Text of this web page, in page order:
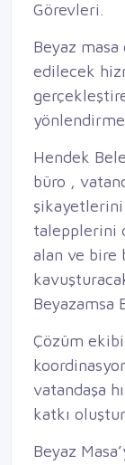
Görevleri.
Beyaz
edilecek
Hendek
büro ,
şikayetlerini
talepplerini
alan ve bire
Beyazamsa
Çözüm
vatandaşa
katkı
Beyaz